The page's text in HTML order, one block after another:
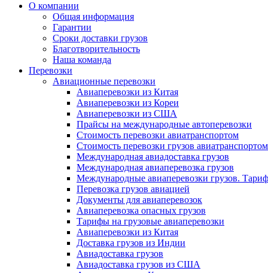
О компании
Общая информация
Гарантии
Сроки доставки грузов
Благотворительность
Наша команда
Перевозки
Авиационные перевозки
Авиаперевозки из Китая
Авиаперевозки из Кореи
Авиаперевозки из США
Прайсы на международные автоперевозки
Стоимость перевозки авиатранспортом
Стоимость перевозки грузов авиатранспортом
Международная авиадоставка грузов
Международная авиаперевозка грузов
Международные авиаперевозки грузов.
Перевозка грузов авиацией
Документы для авиаперевозок
Авиаперевозка опасных грузов
Тарифы на грузовые авиаперевозки
Авиаперевозки из Китая
Доставка грузов из Индии
Авиадоставка грузов
Авиадоставка грузов из США